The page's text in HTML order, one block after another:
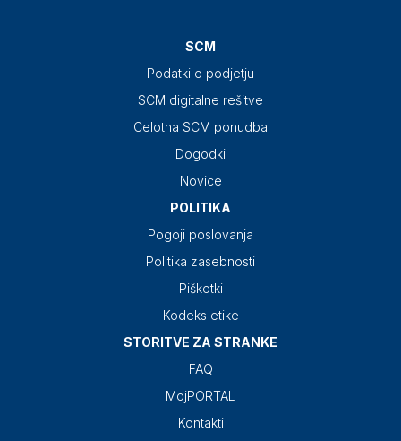
SCM
Podatki o podjetju
SCM digitalne rešitve
Celotna SCM ponudba
Dogodki
Novice
POLITIKA
Pogoji poslovanja
Politika zasebnosti
Piškotki
Kodeks etike
STORITVE ZA STRANKE
FAQ
MojPORTAL
Kontakti